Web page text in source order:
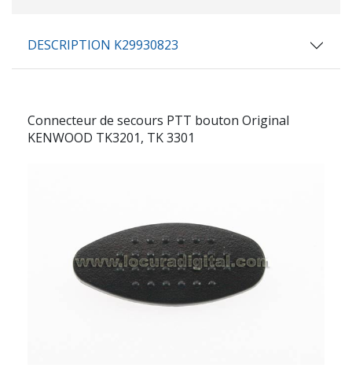
DESCRIPTION K29930823
Connecteur de secours PTT bouton Original
KENWOOD TK3201, TK 3301